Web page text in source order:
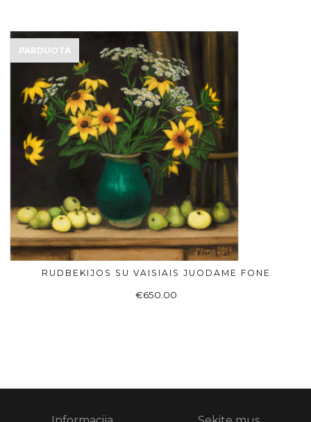
PARDUOTA
DAUGIAU
RUDBEKIJOS SU VAISIAIS JUODAME FONE
€650.00